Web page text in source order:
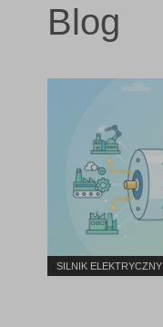
Blog
SILNIK ELEKTRYCZNY